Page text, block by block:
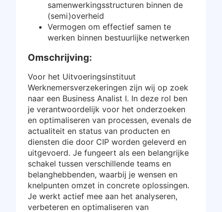
samenwerkingsstructuren binnen de
(semi)overheid
Vermogen om effectief samen te
werken binnen bestuurlijke netwerken
Omschrijving:
Voor het Uitvoeringsinstituut
Werknemersverzekeringen zijn wij op zoek
naar een Business Analist I. In deze rol ben
je verantwoordelijk voor het onderzoeken
en optimaliseren van processen, evenals de
actualiteit en status van producten en
diensten die door CIP worden geleverd en
uitgevoerd. Je fungeert als een belangrijke
schakel tussen verschillende teams en
belanghebbenden, waarbij je wensen en
knelpunten omzet in concrete oplossingen.
Je werkt actief mee aan het analyseren,
verbeteren en optimaliseren van